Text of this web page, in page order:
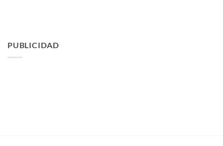
PUBLICIDAD